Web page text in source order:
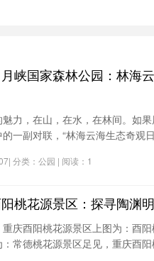
犹如一幅天然的画卷。鱼
峡国家森林公园：林海
魅力，在山，在水，在林间。如
的一副对联，“林海云海生态奇观
峰异石、奇松美景尽在其中。
分类：公园 | 阅读：1
桃花源景区：探寻陶渊
庆酉阳桃花源景区上图为：酉
：常德桃花源景区足见，重庆酉